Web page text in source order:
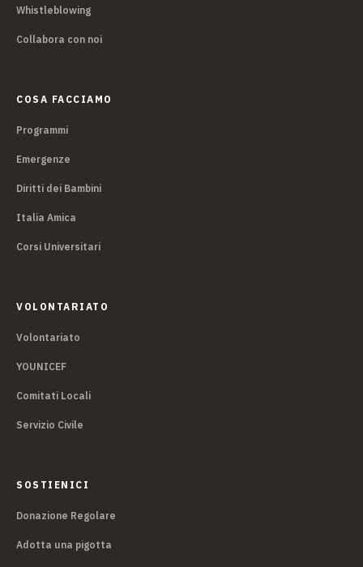
Whistleblowing
Collabora con noi
COSA FACCIAMO
Programmi
Emergenze
Diritti dei Bambini
Italia Amica
Corsi Universitari
VOLONTARIATO
Volontariato
YOUNICEF
Comitati Locali
Servizio Civile
SOSTIENICI
Donazione Regolare
Adotta una pigotta